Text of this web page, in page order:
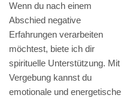
Wenn du nach einem
Abschied negative
Erfahrungen verarbeiten
möchtest, biete ich dir
spirituelle Unterstützung. Mit
Vergebung kannst du
emotionale und energetische